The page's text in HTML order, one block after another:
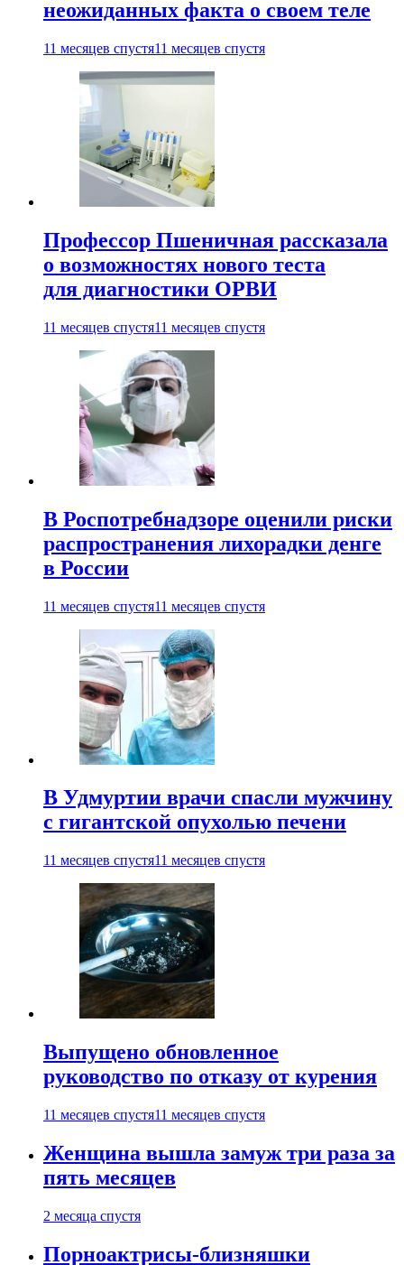
неожиданных факта о своем теле
11 месяцев спустя11 месяцев спустя
Профессор Пшеничная рассказала
о возможностях нового теста
для диагностики ОРВИ
11 месяцев спустя11 месяцев спустя
В Роспотребнадзоре оценили риски
распространения лихорадки денге
в России
11 месяцев спустя11 месяцев спустя
В Удмуртии врачи спасли мужчину
с гигантской опухолью печени
11 месяцев спустя11 месяцев спустя
Выпущено обновленное
руководство по отказу от курения
11 месяцев спустя11 месяцев спустя
Женщина вышла замуж три раза за
пять месяцев
2 месяца спустя
Порноактрисы-близняшки